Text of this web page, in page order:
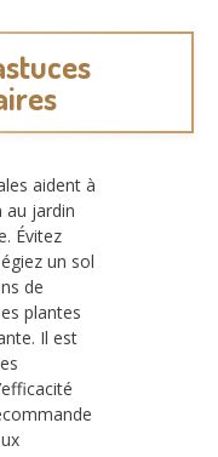
aident à
au jardin
Évitez
un sol
de
plantes
Il est